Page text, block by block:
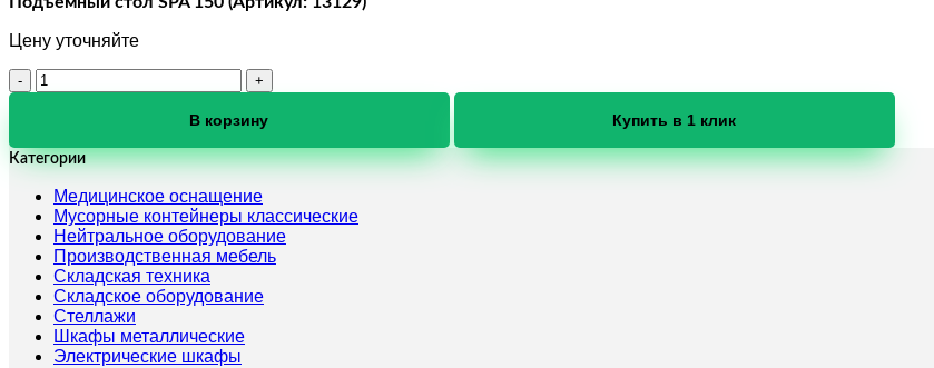
Цену уточняйте
Количество
товара
SPA
(Артикул:
13129)
В корзину Купить в 1 клик
Категории
Медицинское оснащение
Мусорные контейнеры классические
Нейтральное оборудование
Производственная мебель
Складская техника
Складское оборудование
Стеллажи
Шкафы металлические
Электрические шкафы